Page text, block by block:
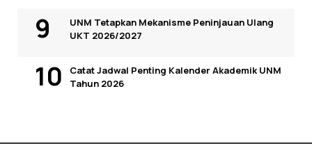
UNM Tetapkan Mekanisme Peninjauan Ulang
UKT 2026/2027
Catat Jadwal Penting Kalender Akademik UNM
Tahun 2026